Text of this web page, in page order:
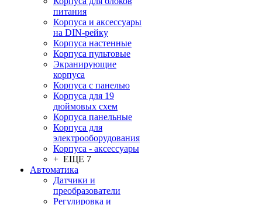
питания
Корпуса и аксессуары
на DIN-рейку
Корпуса настенные
Корпуса пультовые
Экранирующие
корпуса
Корпуса с панелью
Корпуса для 19
дюймовых схем
Корпуса панельные
Корпуса для
электрооборудования
Корпуса - аксессуары
+ ЕЩЕ 7
Автоматика
Датчики и
преобразователи
Регулировка и